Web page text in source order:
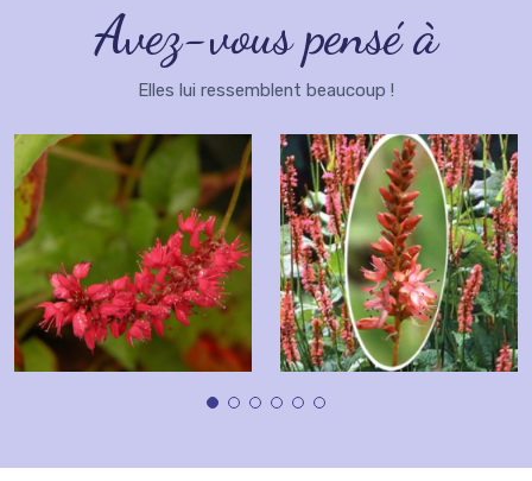
Avez-vous pensé à
Elles lui ressemblent beaucoup !